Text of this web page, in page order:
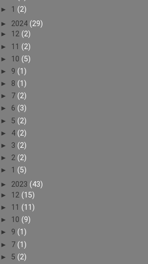
► 1 (2)
► 2024 (29)
► 12 (2)
► 11 (2)
► 10 (5)
► 9 (1)
► 8 (1)
► 7 (2)
► 6 (3)
► 5 (2)
► 4 (2)
► 3 (2)
► 2 (2)
► 1 (5)
► 2023 (43)
► 12 (15)
► 11 (11)
► 10 (9)
► 9 (1)
► 7 (1)
► 5 (2)